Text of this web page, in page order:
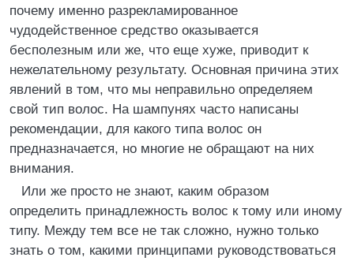
почему именно разрекламированное
чудодейственное средство оказывается
бесполезным или же, что еще хуже, приводит к
нежелательному результату. Основная причина этих
явлений в том, что мы неправильно определяем
свой тип волос. На шампунях часто написаны
рекомендации, для какого типа волос он
предназначается, но многие не обращают на них
внимания.
Или же просто не знают, каким образом
определить принадлежность волос к тому или иному
типу. Между тем все не так сложно, нужно только
знать о том, какими принципами руководствоваться